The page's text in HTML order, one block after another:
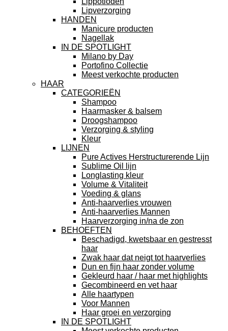
Lipverzorging
HANDEN
Manicure producten
Nagellak
IN DE SPOTLIGHT
Milano by Day
Portofino Collectie
Meest verkochte producten
HAAR
CATEGORIEËN
Shampoo
Haarmasker & balsem
Droogshampoo
Verzorging & styling
Kleur
LIJNEN
Pure Actives Herstructurerende Lijn
Sublime Oil lijn
Longlasting kleur
Volume & Vitaliteit
Voeding & glans
Anti-haarverlies vrouwen
Anti-haarverlies Mannen
Haarverzorging in/na de zon
BEHOEFTEN
Beschadigd, kwetsbaar en gestresst
haar
Zwak haar dat neigt tot haarverlies
Dun en fijn haar zonder volume
Gekleurd haar / haar met highlights
Gecombineerd en vet haar
Alle haartypen
Voor Mannen
Haar groei en verzorging
IN DE SPOTLIGHT